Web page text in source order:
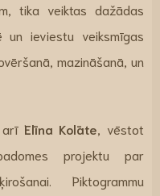
tika veiktas dažādas
ieviestu veiksmīgas
mazināšanā, un
arī Elīna Kolāte , vēstot
projektu par
Piktogrammu